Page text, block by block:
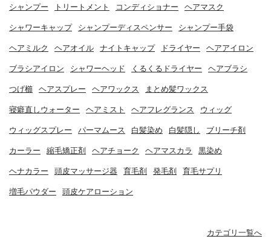
シャンプー トリートメント コンディショナー ヘアマスク
シャワーキャップ シャンプーディスペンサー シャンプー手袋
ヘアミルク ヘアオイル ナイトキャップ ドライヤー ヘアアイロン
ブラシアイロン シャワーヘッド くるくるドライヤー ヘアブラシ
つげ櫛 ヘアスプレー ヘアワックス まとめ髪ワックス
寝癖直しウォーター ヘアミスト ヘアフレグランス ウィッグ
ウィッグスプレー パーマムース 白髪染め 白髪隠し ブリーチ剤
カーラー 縮毛矯正剤 ヘアチョーク ヘアマスカラ 黒染め
ヘナカラー 頭皮マッサージ器 育毛剤 発毛剤 育毛サプリ
増毛パウダー 頭皮ケアローション
カテゴリ一覧へ